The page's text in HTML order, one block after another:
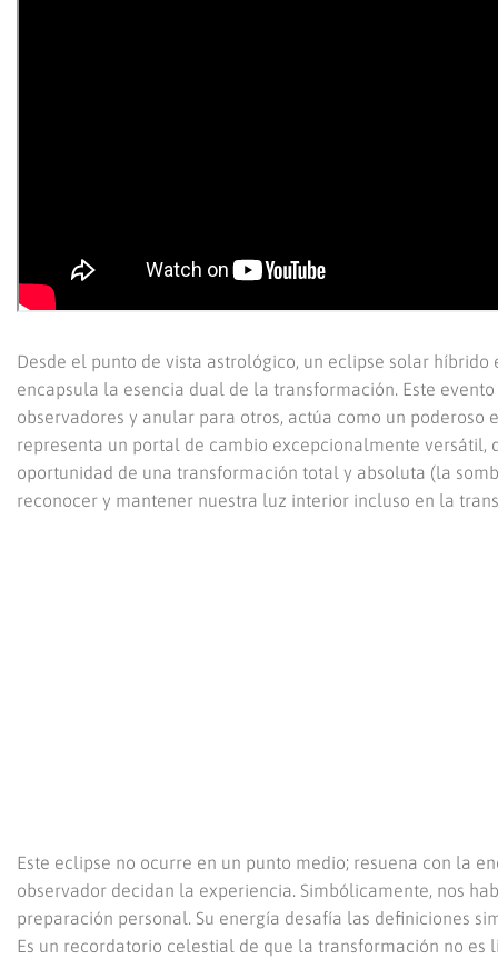
Desde el punto de vista astrológico, un eclipse solar
encapsula la esencia dual de la transformación. Este
observadores y anular para otros, actúa como un
representa un portal de cambio excepcionalmente
oportunidad de una transformación total y absoluta (la
reconocer y mantener nuestra luz interior incluso en la
Este eclipse no ocurre en un punto medio; resuena con la
observador decidan la experiencia. Simbólicamente, nos
preparación personal. Su energía desafía las definiciones
Es un recordatorio celestial de que la transformación no es